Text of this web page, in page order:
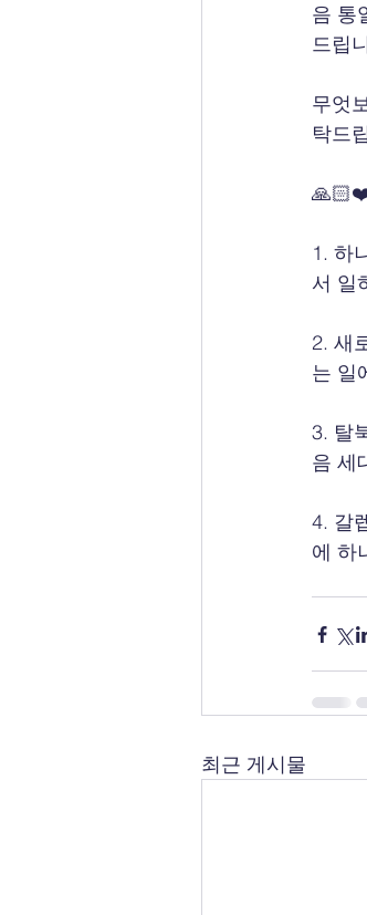
음 통
드립
무엇
탁드
1. 하
서 일
2. 새
는 일
3. 탈
음 세
4. 갈
에 하
최근 게시물